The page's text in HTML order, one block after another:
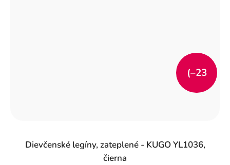
Dievčenské legíny, zateplené - KUGO YL1036,
čierna
(–23